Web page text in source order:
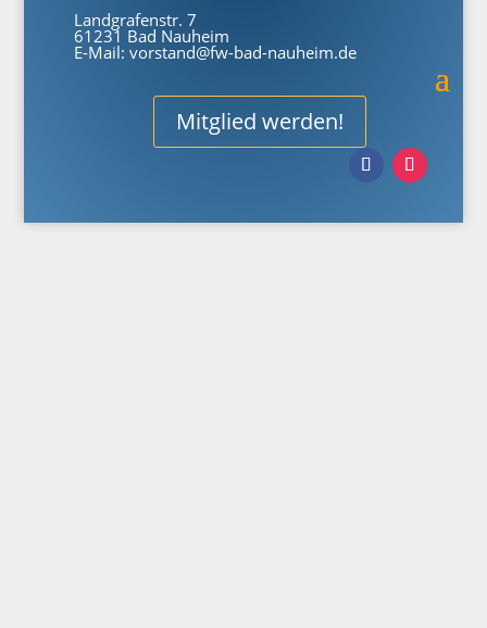
Landgrafenstr. 7
61231 Bad Nauheim
E-Mail: vorstand@fw-bad-nauheim.de
Mitglied werden!